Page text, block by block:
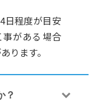
日程度が目安
がある場合
ります。
？